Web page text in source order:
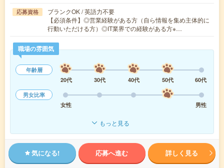
応募資格
ブランクOK / 英語力不要
【必須条件】◎営業経験がある方（自ら情報を集め主体的に
行動いただける方）◎IT業界での経験がある方※…
職場の雰囲気
年齢層
20代
30代 40代 50代
60代
男女比率
女性
男性
もっと見る
気になる! 応募へ進む 詳しく見る